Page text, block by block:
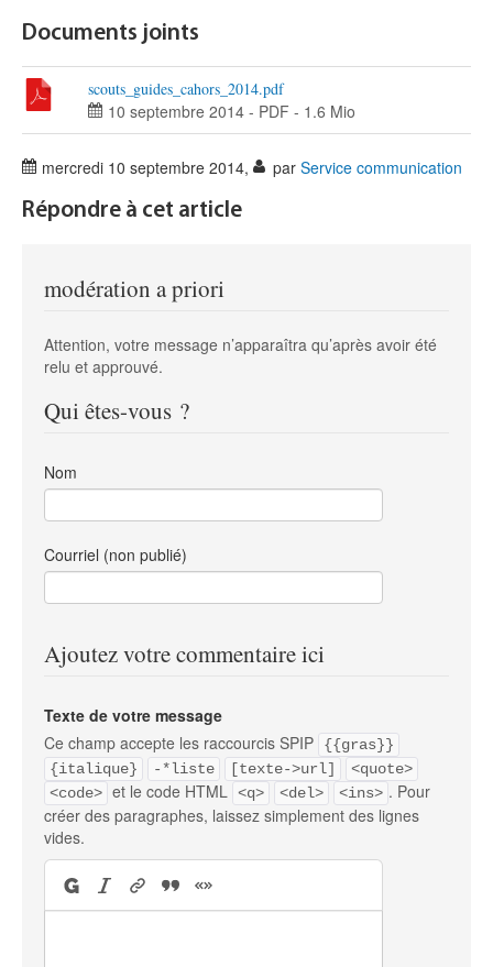
Documents joints
scouts_guides_cahors_2014.pdf
10 septembre 2014 - PDF - 1.6 Mio
mercredi 10 septembre 2014, par Service communication
Répondre à cet article
modération a priori
Attention, votre message n’apparaîtra qu’après avoir été
relu et approuvé.
Qui êtes-vous ?
Nom
Courriel (non publié)
Ajoutez votre commentaire ici
Texte de votre message
Ce champ accepte les raccourcis SPIP
{{gras}}
{italique}
-*liste [texte->url]
<quote>
<code> et le code HTML <q> <del> <ins> . Pour
créer des paragraphes, laissez simplement des lignes
vides.